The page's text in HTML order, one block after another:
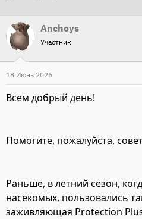
т
о
р
т
е
а
Anchoys
Участник
18 Июнь 2026
Всем добрый день!
Помогите, пожалуйста,
Раньше, в летний сезон,
насекомых, пользовались
заживляющая Protection